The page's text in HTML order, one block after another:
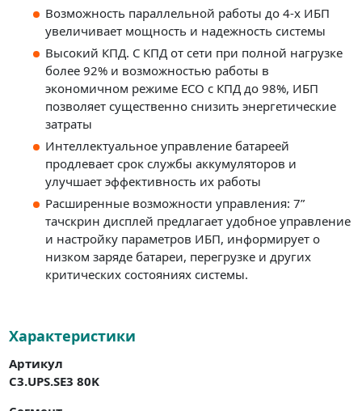
Возможность параллельной работы до 4-х ИБП
увеличивает мощность и надежность системы
Высокий КПД. С КПД от сети при полной нагрузке
более 92% и возможностью работы в
экономичном режиме ECO с КПД до 98%, ИБП
позволяет существенно снизить энергетические
затраты
Интеллектуальное управление батареей
продлевает срок службы аккумуляторов и
улучшает эффективность их работы
Расширенные возможности управления: 7”
тачскрин дисплей предлагает удобное управление
и настройку параметров ИБП, информирует о
низком заряде батареи, перегрузке и других
критических состояниях системы.
Характеристики
Артикул
C3.UPS.SE3 80K